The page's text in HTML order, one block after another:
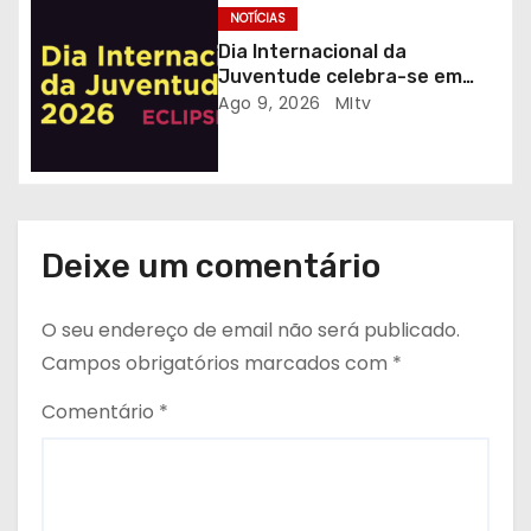
o
s
NOTÍCIAS
Dia Internacional da
Juventude celebra-se em
Gaia com desporto, música e
Ago 9, 2026 MItv
Deixe um comentário
O seu endereço de email não será publicado.
Campos obrigatórios marcados com *
Comentário *